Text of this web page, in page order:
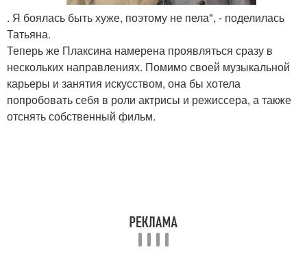
. Я боялась быть хуже, поэтому не пела", - поделилась
Татьяна.
Теперь же Плаксина намерена проявляться сразу в
нескольких направлениях. Помимо своей музыкальной
карьеры и занятия искусством, она бы хотела
попробовать себя в роли актрисы и режиссера, а также
отснять собственный фильм.